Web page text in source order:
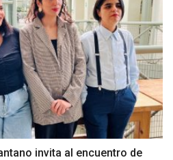
invita al encuentro de